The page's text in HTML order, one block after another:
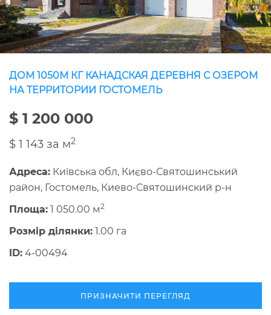
ДОМ 1050М КГ КАНАДСКАЯ ДЕРЕВНЯ С ОЗЕРОМ
НА ТЕРРИТОРИИ ГОСТОМЕЛЬ
$ 1 200 000
$ 1 143 за м2
Адреса: Київська обл, Києво-Святошинський
район, Гостомель, Киево-Святошинский р-н
Площа: 1 050.00 м2
Розмір ділянки: 1.00 га
ID: 4-00494
ПРИЗНАЧИТИ ПЕРЕГЛЯД